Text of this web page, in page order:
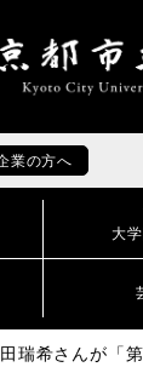
業の方へ
大
瑞希さんが